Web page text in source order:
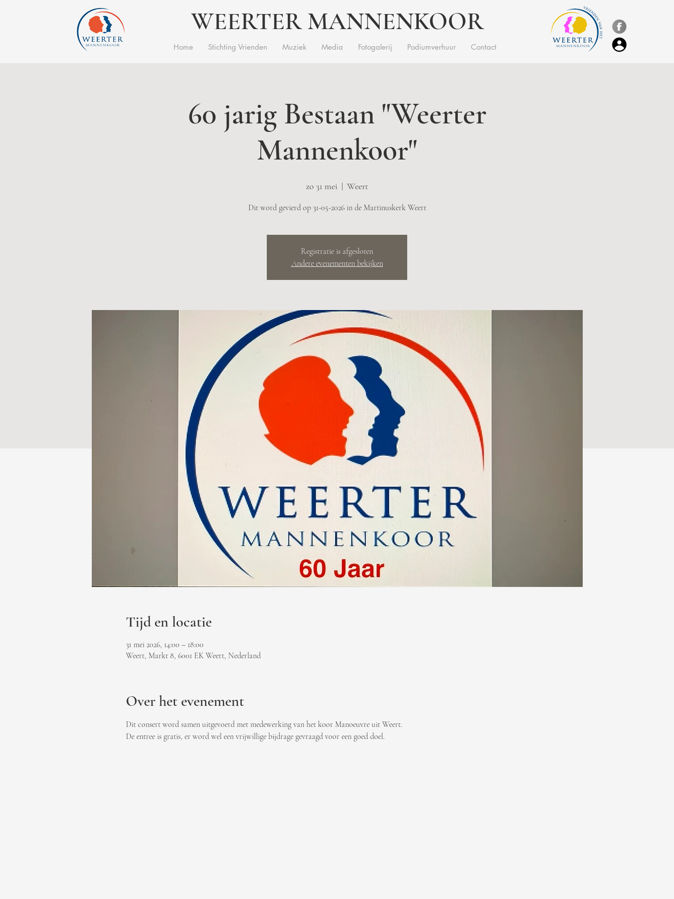
WEERTER MANNENKOOR
Home Stichting Vrienden Muziek Media Fotogalerij Podiumverhuur Contact
60 jarig Bestaan "Weerter
Mannenkoor"
zo 31 mei
  |
Weert
Dit word gevierd op 31-05-2026 in de Martinuskerk Weert
Registratie is afgesloten
Andere evenementen bekijken
Tijd en locatie
31 mei 2026, 14:00 – 18:00
Weert, Markt 8, 6001 EK Weert, Nederland
Over het evenement
Dit consert word samen uitgevoerd met medewerking van het koor Manoeuvre uit Weert.
De entree is gratis, er word wel een vrijwillige bijdrage gevraagd voor een goed doel.